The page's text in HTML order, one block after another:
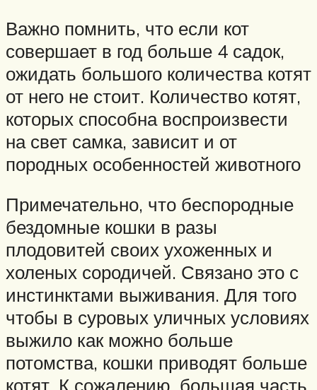
Важно помнить, что если кот
совершает в год больше 4 садок,
ожидать большого количества котят
от него не стоит. Количество котят,
которых способна воспроизвести
на свет самка, зависит и от
породных особенностей животного
Примечательно, что беспородные
бездомные кошки в разы
плодовитей своих ухоженных и
холеных сородичей. Связано это с
инстинктами выживания. Для того
чтобы в суровых уличных условиях
выжило как можно больше
потомства, кошки приводят больше
котят. К сожалению, большая часть